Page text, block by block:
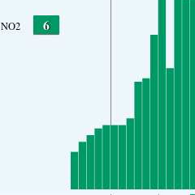
NO2 6